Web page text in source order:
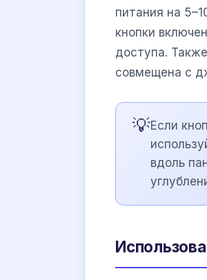
питания на
кнопки
доступа.
совмещена с
💡Если
вдоль